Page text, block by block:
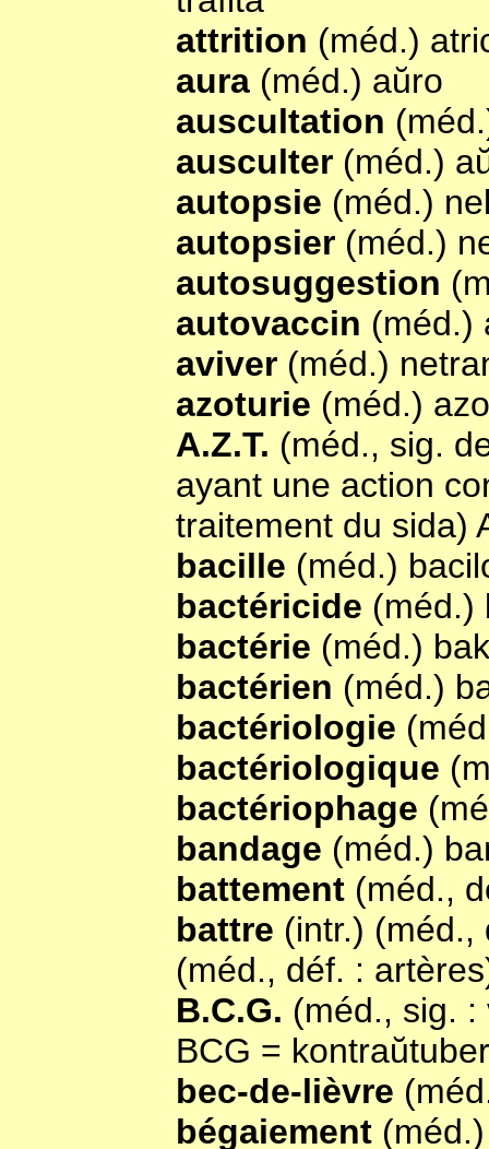
attrition (méd.)
aura (méd.) aŭro
auscultation
ausculter (méd.)
autopsie (méd.)
autopsier (méd.)
autosuggestion
autovaccin (méd.)
aviver (méd.)
azoturie (méd.)
A.Z.T. (méd., sig.
ayant une action
traitement du sida)
bacille (méd.)
bactéricide (méd.)
bactérie (méd.)
bactérien (méd.)
bactériologie
bactériologique
bactériophage
bandage (méd.)
battement (méd.,
battre (intr.)
(méd., déf. :
B.C.G. (méd., sig.
BCG =
bec-de-lièvre
bégaiement